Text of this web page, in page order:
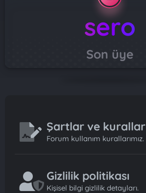
sero
Son üye
Şartlar ve kurallar
Forum kullanım kurallarımız.
Gizlilik politikası
Kişisel bilgi gizlilik detayları.